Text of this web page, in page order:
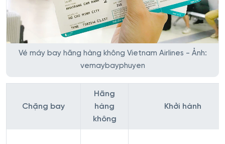
Vé máy bay hãng hàng không Vietnam Airlines - Ảnh:
vemaybayphuyen
Chặng bay
Hãng
hàng
không
Khởi hành